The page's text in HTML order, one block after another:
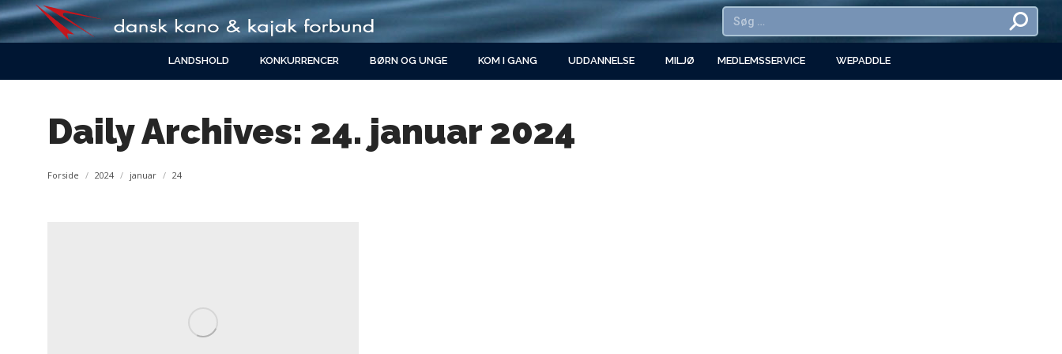
LANDSHOLD KONKURRENCER BØRN OG UNGE KOM I GANG UDDANNELSE MILJØ MEDLEMSSERVICE WEPADDLE
Daily Archives: 24. januar 2024
You are here:
Forside 2024 januar 24